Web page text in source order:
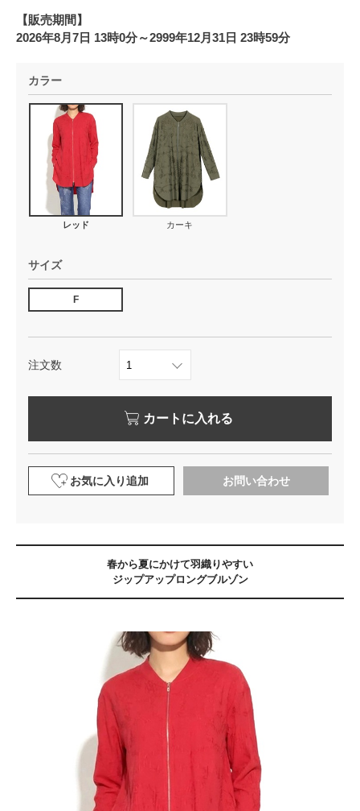
【販売期間】
2026年8月7日 13時0分～2999年12月31日 23時59分
カラー
レッド カーキ
サイズ
F
注文数
カートに入れる
お気に入り追加 お問い合わせ
春から夏にかけて羽織りやすい
ジップアップロングブルゾン